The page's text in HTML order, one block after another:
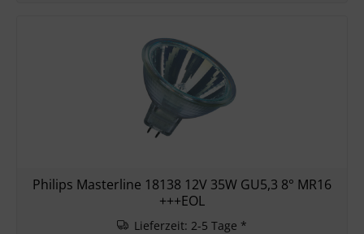
Philips Masterline 18138 12V 35W GU5,3 8° MR16
+++EOL
Lieferzeit: 2-5 Tage *